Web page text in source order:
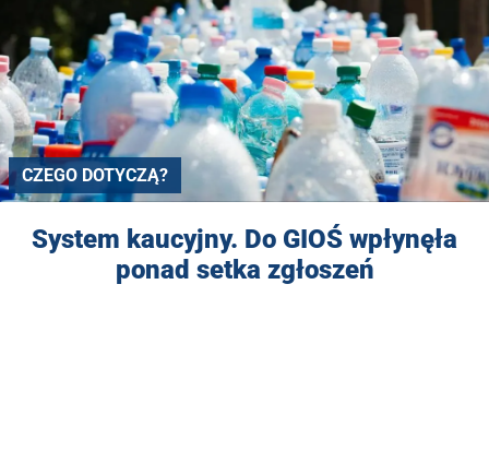
CZEGO DOTYCZĄ?
System kaucyjny. Do GIOŚ wpłynęła
ponad setka zgłoszeń